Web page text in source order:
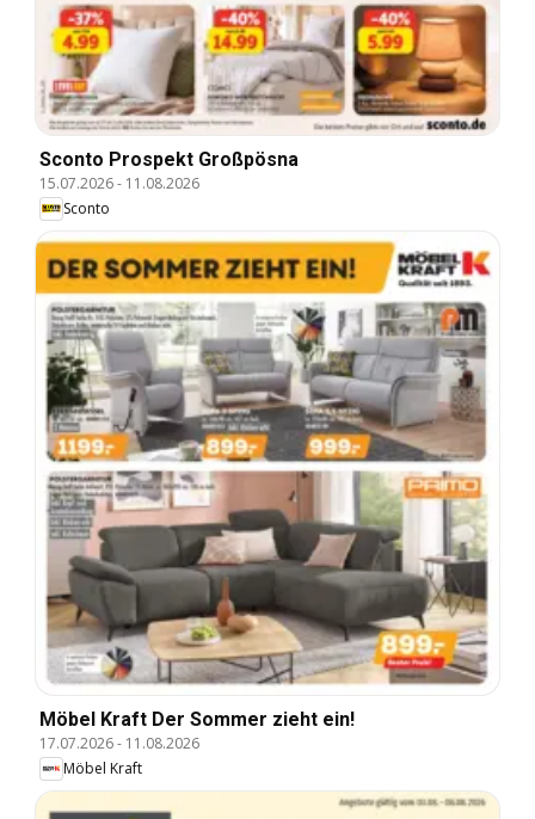
Sconto Prospekt Großpösna
15.07.2026- 11.08.2026
Sconto
Möbel Kraft Der Sommer zieht ein!
17.07.2026- 11.08.2026
Möbel Kraft